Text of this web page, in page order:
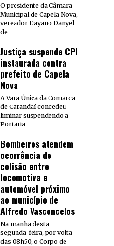
O presidente da Câmara
Municipal de Capela Nova,
vereador Dayano Danyel
de
Justiça suspende CPI
instaurada contra
prefeito de Capela
Nova
A Vara Única da Comarca
de Carandaí concedeu
liminar suspendendo a
Portaria
Bombeiros atendem
ocorrência de
colisão entre
locomotiva e
automóvel próximo
ao município de
Alfredo Vasconcelos
Na manhã desta
segunda-feira, por volta
das 08h50, o Corpo de